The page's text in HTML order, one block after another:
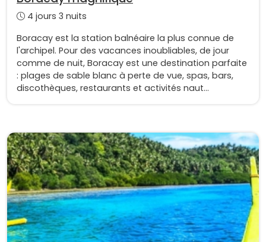
4 jours 3 nuits
Boracay est la station balnéaire la plus connue de
l'archipel. Pour des vacances inoubliables, de jour
comme de nuit, Boracay est une destination parfaite
: plages de sable blanc à perte de vue, spas, bars,
discothèques, restaurants et activités naut...